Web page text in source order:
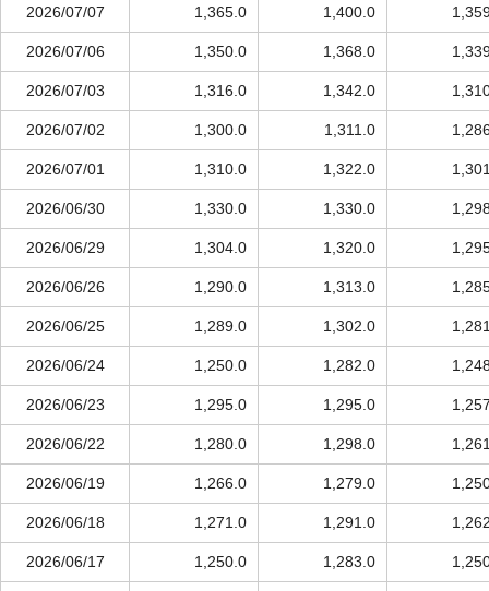
2026/07/07 1,365.0 1,400.0
2026/07/06 1,350.0 1,368.0
2026/07/03 1,316.0 1,342.0
2026/07/02 1,300.0 1,311.0
2026/07/01 1,310.0 1,322.0
2026/06/30 1,330.0 1,330.0
2026/06/29 1,304.0 1,320.0
2026/06/26 1,290.0 1,313.0
2026/06/25 1,289.0 1,302.0
2026/06/24 1,250.0 1,282.0
2026/06/23 1,295.0 1,295.0
2026/06/22 1,280.0 1,298.0
2026/06/19 1,266.0 1,279.0
2026/06/18 1,271.0 1,291.0
2026/06/17 1,250.0 1,283.0